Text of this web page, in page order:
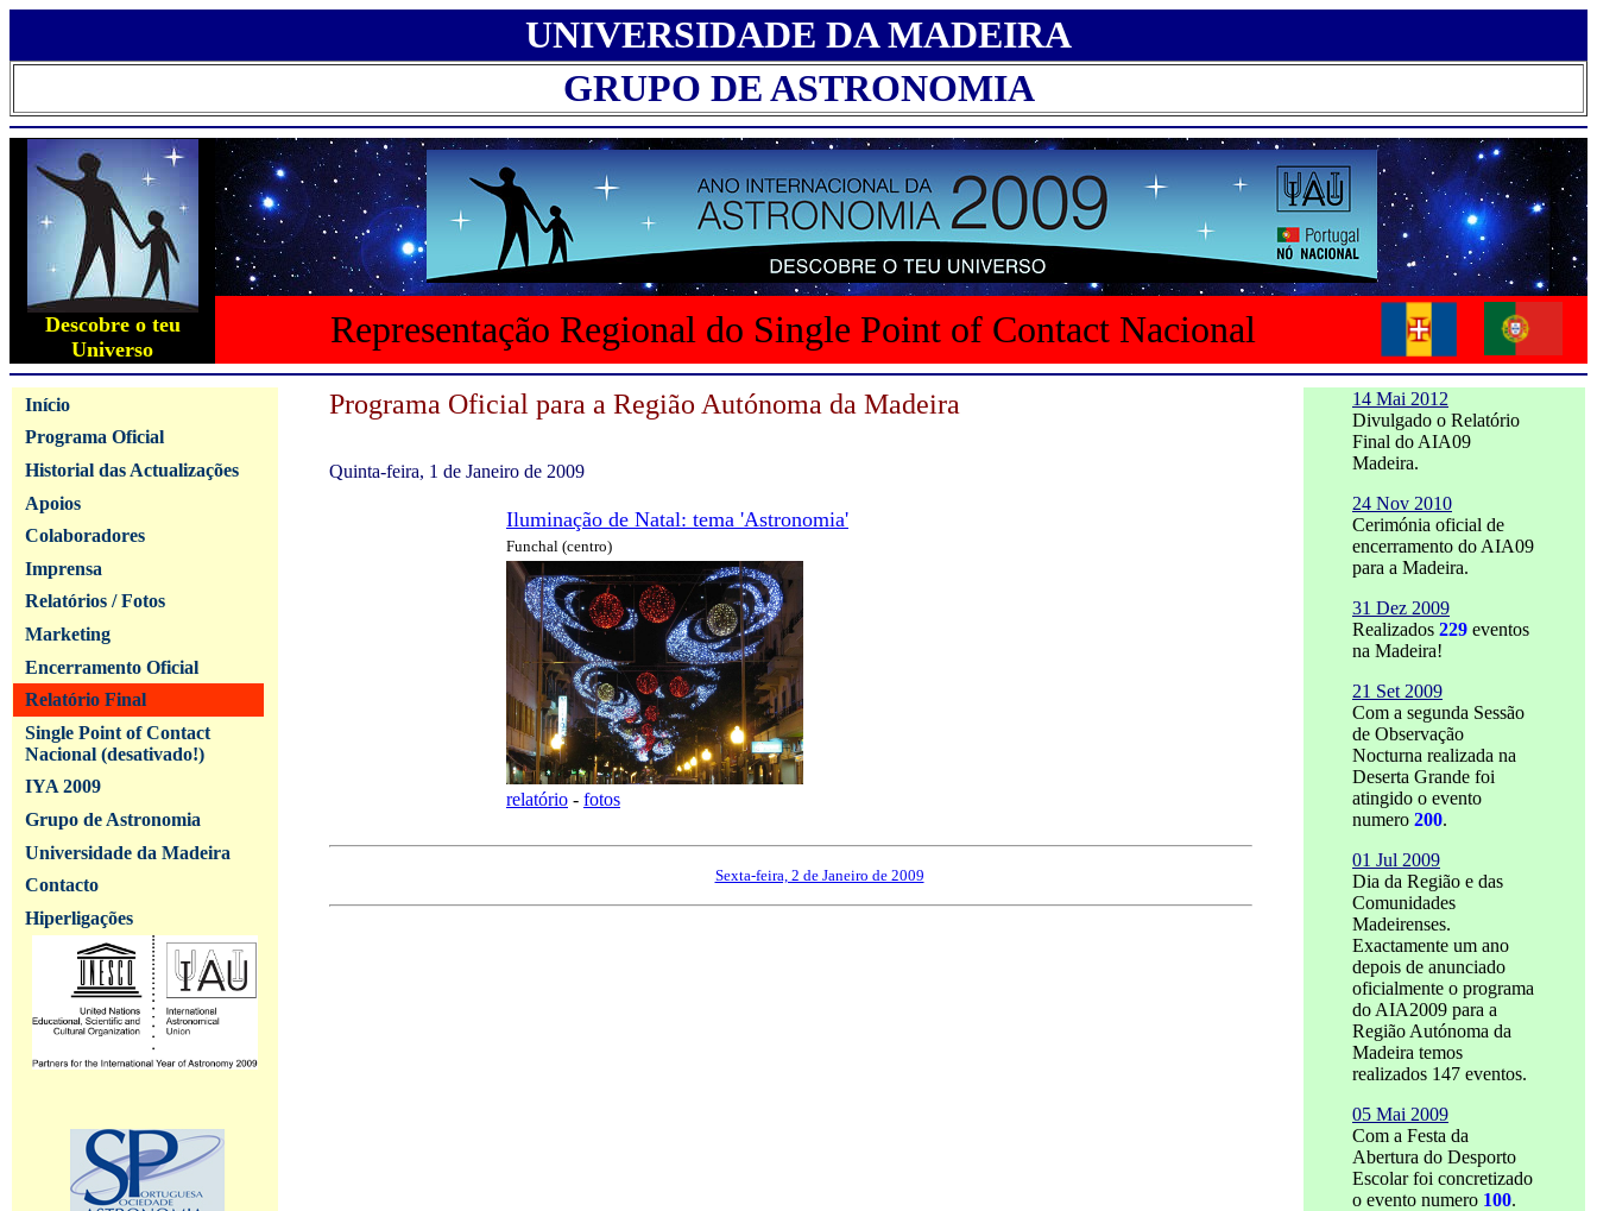
UNIVERSIDADE DA MADEIRA
GRUPO DE ASTRONOMIA
Descobre o teu
Universo
Representação Regional do Single Point of Contact Nacional
Início
Programa Oficial
Historial das Actualizações
Apoios
Colaboradores
Imprensa
Relatórios / Fotos
Marketing
Encerramento Oficial
Relatório Final
Single Point of Contact
Nacional (desativado!)
IYA 2009
Grupo de Astronomia
Universidade da Madeira
Contacto
Hiperligações
Programa Oficial para a Região Autónoma da Madeira
Quinta-feira, 1 de Janeiro de 2009
Iluminação de Natal: tema 'Astronomia'
Funchal (centro)
relatório - fotos
Sexta-feira, 2 de Janeiro de 2009
14 Mai 2012
Divulgado o Relatório
Final do AIA09
Madeira.
24 Nov 2010
Cerimónia oficial de
encerramento do AIA09
para a Madeira.
31 Dez 2009
Realizados 229 eventos
na Madeira!
21 Set 2009
Com a segunda Sessão
de Observação
Nocturna realizada na
Deserta Grande foi
atingido o evento
numero 200.
01 Jul 2009
Dia da Região e das
Comunidades
Madeirenses.
Exactamente um ano
depois de anunciado
oficialmente o programa
do AIA2009 para a
Região Autónoma da
Madeira temos
realizados 147 eventos.
05 Mai 2009
Com a Festa da
Abertura do Desporto
Escolar foi concretizado
o evento numero 100.